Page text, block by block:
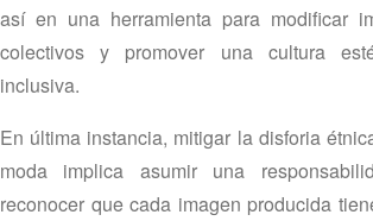
así en una herramienta para modificar
colectivos y promover una cultura
inclusiva.
En última instancia, mitigar la disforia
moda implica asumir una
reconocer que cada imagen producida